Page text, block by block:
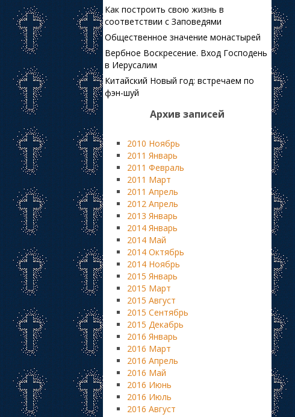
Как построить свою жизнь в
соответствии с Заповедями
Общественное значение монастырей
Вербное Воскресение. Вход Господень
в Иерусалим
Китайский Новый год: встречаем по
фэн-шуй
Архив записей
2010 Ноябрь
2011 Январь
2011 Февраль
2011 Март
2011 Апрель
2012 Апрель
2013 Январь
2014 Январь
2014 Май
2014 Октябрь
2014 Ноябрь
2015 Январь
2015 Март
2015 Август
2015 Сентябрь
2015 Декабрь
2016 Январь
2016 Март
2016 Апрель
2016 Май
2016 Июнь
2016 Июль
2016 Август